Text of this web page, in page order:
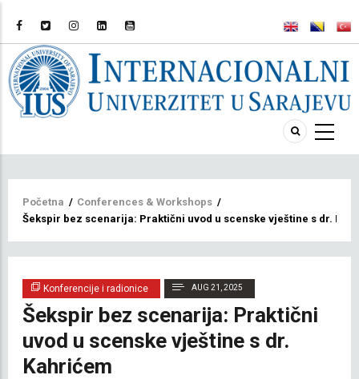
Breadcrumb
Početna / Conferences & Workshops /
Šekspir bez scenarija: Praktični uvod u scenske vještine s dr.
Konferencije i radionice AUG 21, 2025
Šekspir bez scenarija: Praktični
uvod u scenske vještine s dr.
Kahrićem